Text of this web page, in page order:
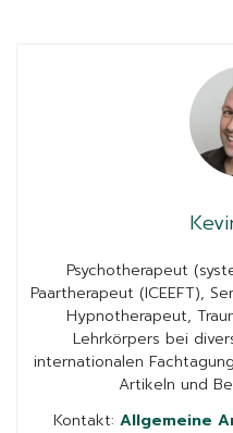
Psychotherapeut
Paartherapeut (ICEEFT),
Hypnotherapeut,
Lehrkörpers bei
internationalen
Artikeln und
Kontakt: Allgemeine